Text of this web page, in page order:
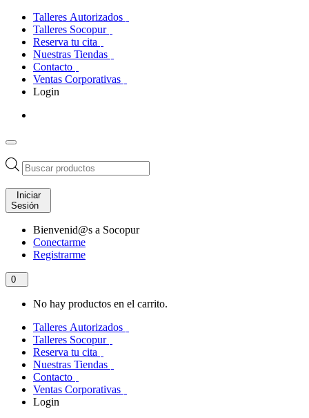
Talleres Autorizados
Talleres Socopur
Reserva tu cita
Nuestras Tiendas
Contacto
Ventas Corporativas
Login
Búsqueda
de
productos
Iniciar
Sesión
Bienvenid@s a Socopur
Conectarme
Registrarme
0
No hay productos en el carrito.
Talleres Autorizados
Talleres Socopur
Reserva tu cita
Nuestras Tiendas
Contacto
Ventas Corporativas
Login